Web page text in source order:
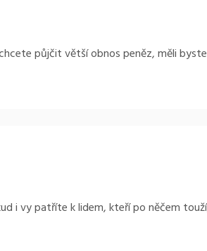
půjčit větší obnos peněz, měli
i vy patříte k lidem, kteří po něčem